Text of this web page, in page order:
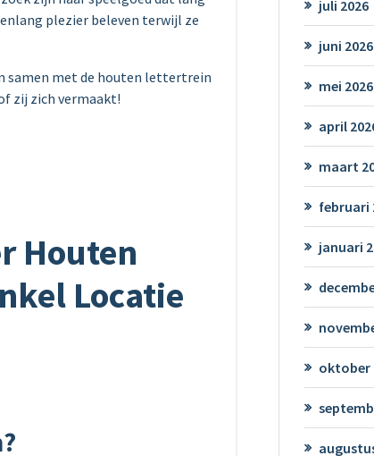
plezier beleven terwijl ze
samen met de houten lettertrein
zij zich vermaakt!
Houten
Locatie
juli 2026
juni 2026
mei 2026
april
maart
februari
januari
oktober